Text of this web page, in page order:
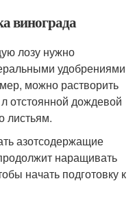
винограда
лозу нужно
удобрениями
можно растворить
отстоянной дождевой
листьям.
азотсодержащие
наращивать
начать подготовку к